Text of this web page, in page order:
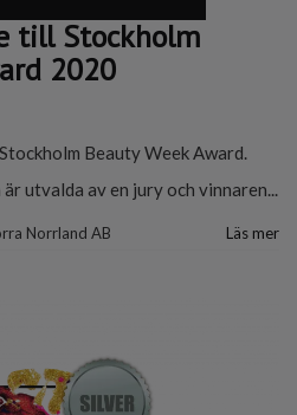
till Stockholm
2020
Beauty Week Award.
utvalda av en jury och vinnaren...
Norrland AB Läs mer